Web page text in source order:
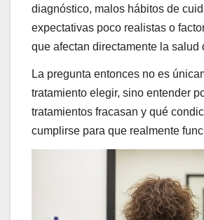
diagnóstico, malos hábitos de
expectativas poco realistas o
que afectan directamente la salud
La pregunta entonces no es
tratamiento elegir, sino entender
tratamientos fracasan y qué
cumplirse para que realmente